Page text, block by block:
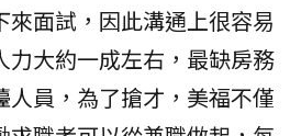
來面試，因此溝通上很容易
力大約一成左右，最缺房務
人員，為了搶才，美福不僅